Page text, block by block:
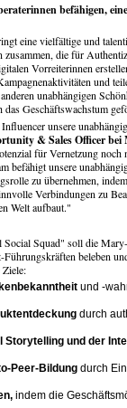
befähigen,
eine vielfältige und
zusammen, die für
Vorreiterinnen
und
unabhängigen
das Geschäftswachstum
unsere
& Sales Officer bei
für Vernetzung
befähigt unsere
zu übernehmen,
Verbindungen zu
Welt aufbaut."
Squad" soll die
beleben
und -
durch
Storytelling und der
Peer-Bildung durch
indem die